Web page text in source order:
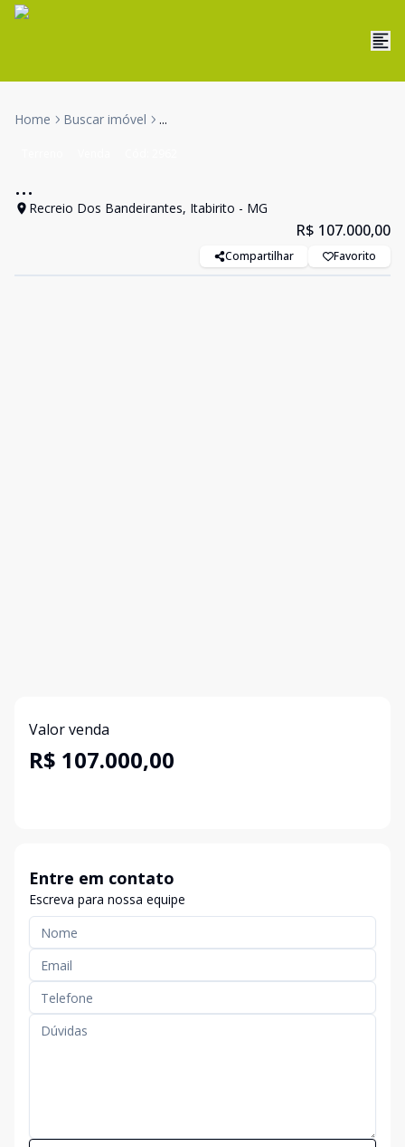
Home Buscar imóvel ...
...
Recreio Dos Bandeirantes, Itabirito - MG
R$ 107.000,00
Compartilhar Favorito
Valor venda
R$ 107.000,00
Entre em contato
Escreva para nossa equipe